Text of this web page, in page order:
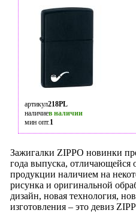
артикул218PL
наличиев наличии
мин опт.1
Зажигалки ZIPPO новинки
года выпуска, отличающейся
продукции наличием на
рисунка и оригинальной
дизайн, новая технология,
изготовления – это девиз